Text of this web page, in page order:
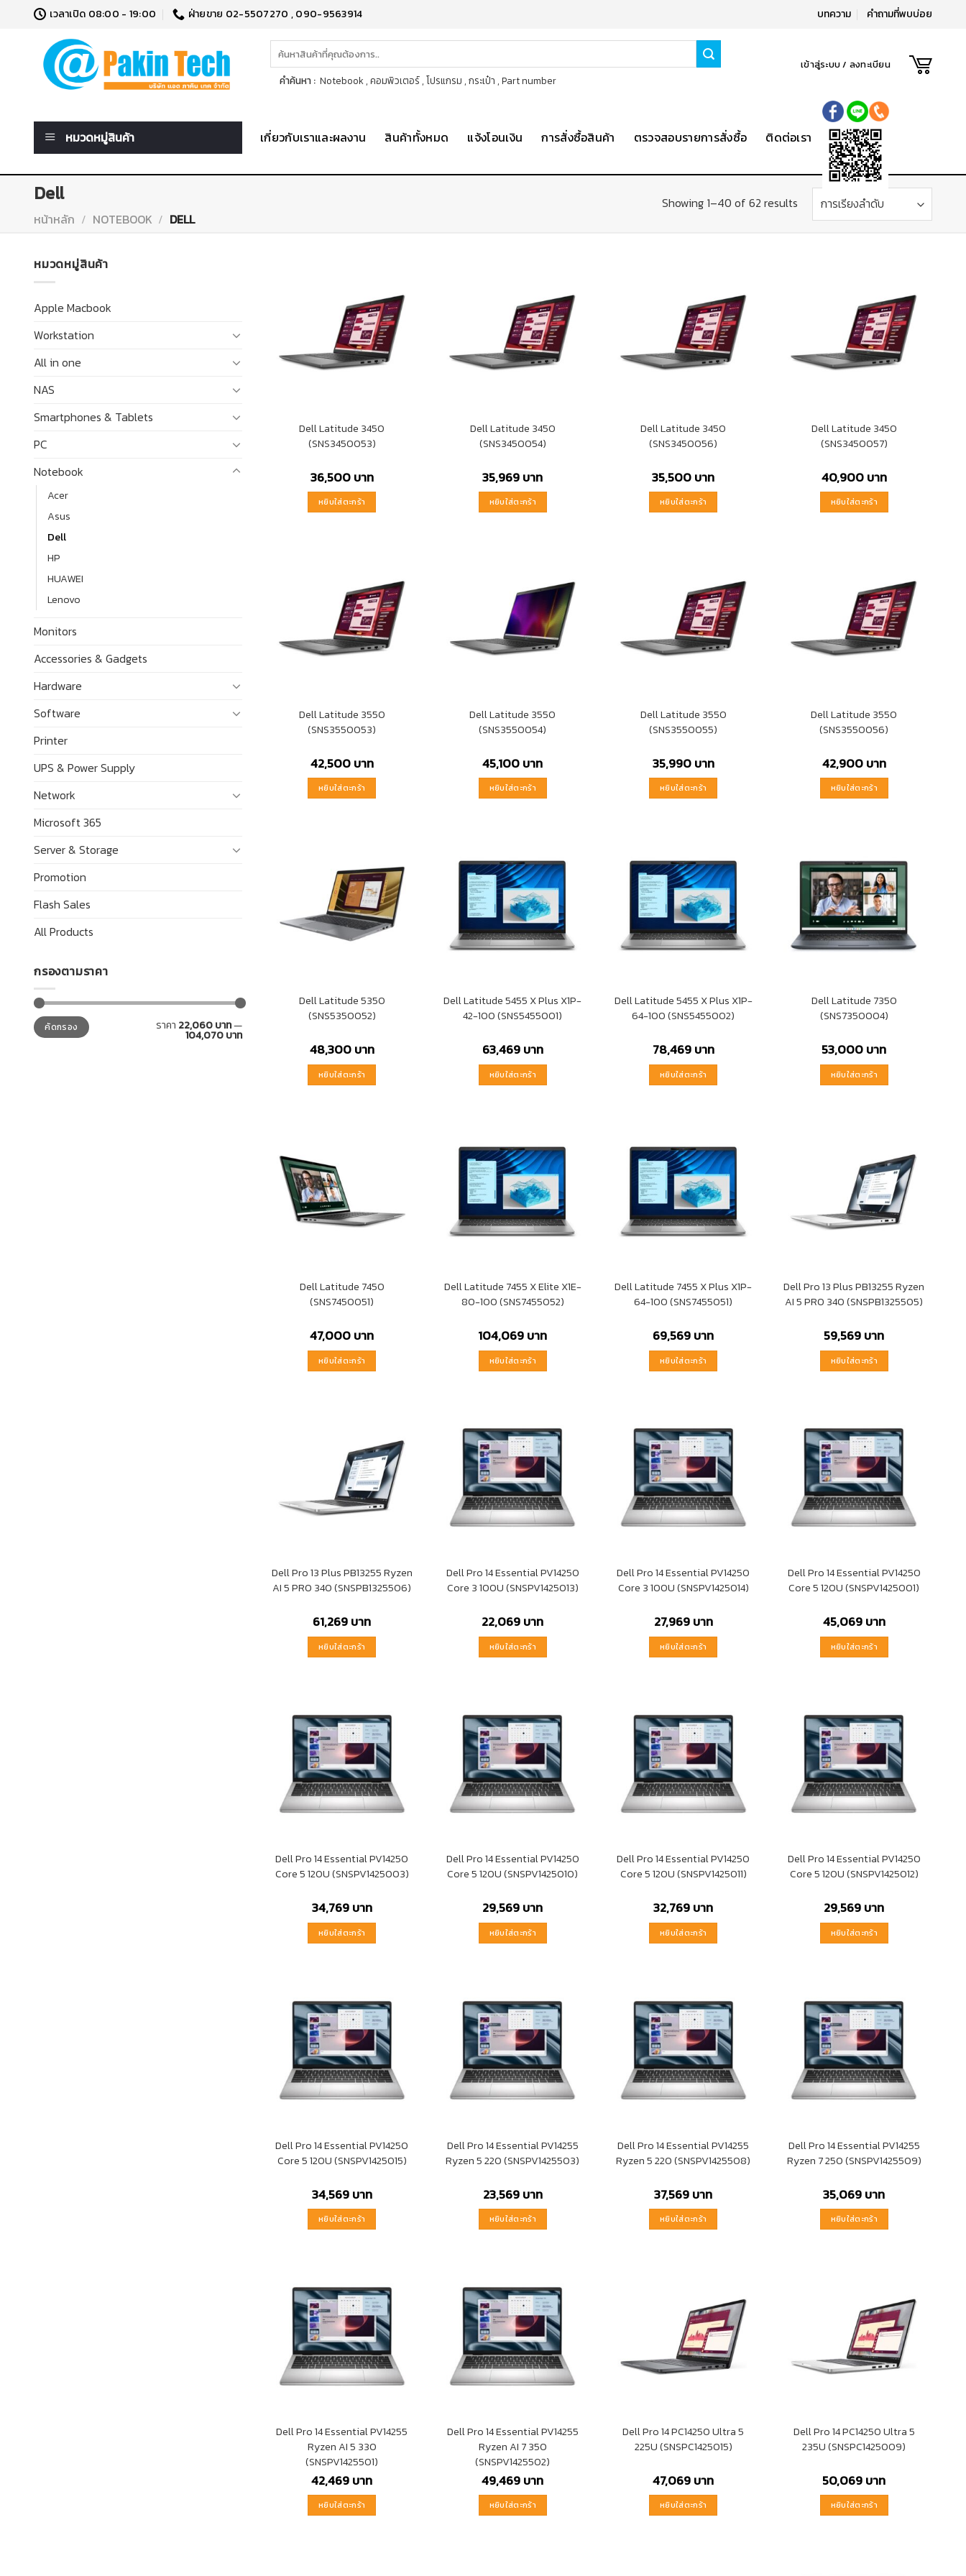
เวลาเปิด 08:00 - 19:00 ฝ่ายขาย 02-5507270 , 090-9563914 บทความ คำถามที่พบบ่อย
คำค้นหา : Notebook , คอมพิวเตอร์ , โปรแกรม , กระเป๋า , Part number
เข้าสู่ระบบ / ลงทะเบียน
หมวดหมู่สินค้า เกี่ยวกับเราและผลงาน สินค้าทั้งหมด แจ้งโอนเงิน การสั่งซื้อสินค้า ตรวจสอบรายการสั่งซื้อ ติดต่อเรา
Dell
หน้าหลัก / NOTEBOOK / DELL
Showing 1–40 of 62 results
หมวดหมู่สินค้า
Apple Macbook
Workstation
All in one
NAS
Smartphones & Tablets
PC
Notebook
Acer
Asus
Dell
HP
HUAWEI
Lenovo
Monitors
Accessories & Gadgets
Hardware
Software
Printer
UPS & Power Supply
Network
Microsoft 365
Server & Storage
Promotion
Flash Sales
All Products
กรองตามราคา
คัดกรอง ราคา 22,060 บาท—
104,070 บาท
Dell Latitude 3450
(SNS3450053)
36,500บาท
หยิบใส่ตะกร้า
Dell Latitude 3450
(SNS3450054)
35,969บาท
หยิบใส่ตะกร้า
Dell Latitude 3450
(SNS3450056)
35,500บาท
หยิบใส่ตะกร้า
Dell Latitude 3450
(SNS3450057)
40,900บาท
หยิบใส่ตะกร้า
Dell Latitude 3550
(SNS3550053)
42,500บาท
หยิบใส่ตะกร้า
Dell Latitude 3550
(SNS3550054)
45,100บาท
หยิบใส่ตะกร้า
Dell Latitude 3550
(SNS3550055)
35,990บาท
หยิบใส่ตะกร้า
Dell Latitude 3550
(SNS3550056)
42,900บาท
หยิบใส่ตะกร้า
Dell Latitude 5350
(SNS5350052)
48,300บาท
หยิบใส่ตะกร้า
Dell Latitude 5455 X Plus X1P-
42-100 (SNS5455001)
63,469บาท
หยิบใส่ตะกร้า
Dell Latitude 5455 X Plus X1P-
64-100 (SNS5455002)
78,469บาท
หยิบใส่ตะกร้า
Dell Latitude 7350
(SNS7350004)
53,000บาท
หยิบใส่ตะกร้า
Dell Latitude 7450
(SNS7450051)
47,000บาท
หยิบใส่ตะกร้า
Dell Latitude 7455 X Elite X1E-
80-100 (SNS7455052)
104,069บาท
หยิบใส่ตะกร้า
Dell Latitude 7455 X Plus X1P-
64-100 (SNS7455051)
69,569บาท
หยิบใส่ตะกร้า
Dell Pro 13 Plus PB13255 Ryzen
AI 5 PRO 340 (SNSPB1325505)
59,569บาท
หยิบใส่ตะกร้า
Dell Pro 13 Plus PB13255 Ryzen
AI 5 PRO 340 (SNSPB1325506)
61,269บาท
หยิบใส่ตะกร้า
Dell Pro 14 Essential PV14250
Core 3 100U (SNSPV1425013)
22,069บาท
หยิบใส่ตะกร้า
Dell Pro 14 Essential PV14250
Core 3 100U (SNSPV1425014)
27,969บาท
หยิบใส่ตะกร้า
Dell Pro 14 Essential PV14250
Core 5 120U (SNSPV1425001)
45,069บาท
หยิบใส่ตะกร้า
Dell Pro 14 Essential PV14250
Core 5 120U (SNSPV1425003)
34,769บาท
หยิบใส่ตะกร้า
Dell Pro 14 Essential PV14250
Core 5 120U (SNSPV1425010)
29,569บาท
หยิบใส่ตะกร้า
Dell Pro 14 Essential PV14250
Core 5 120U (SNSPV1425011)
32,769บาท
หยิบใส่ตะกร้า
Dell Pro 14 Essential PV14250
Core 5 120U (SNSPV1425012)
29,569บาท
หยิบใส่ตะกร้า
Dell Pro 14 Essential PV14250
Core 5 120U (SNSPV1425015)
34,569บาท
หยิบใส่ตะกร้า
Dell Pro 14 Essential PV14255
Ryzen 5 220 (SNSPV1425503)
23,569บาท
หยิบใส่ตะกร้า
Dell Pro 14 Essential PV14255
Ryzen 5 220 (SNSPV1425508)
37,569บาท
หยิบใส่ตะกร้า
Dell Pro 14 Essential PV14255
Ryzen 7 250 (SNSPV1425509)
35,069บาท
หยิบใส่ตะกร้า
Dell Pro 14 Essential PV14255
Ryzen AI 5 330
(SNSPV1425501)
42,469บาท
หยิบใส่ตะกร้า
Dell Pro 14 Essential PV14255
Ryzen AI 7 350
(SNSPV1425502)
49,469บาท
หยิบใส่ตะกร้า
Dell Pro 14 PC14250 Ultra 5
225U (SNSPC1425015)
47,069บาท
หยิบใส่ตะกร้า
Dell Pro 14 PC14250 Ultra 5
235U (SNSPC1425009)
50,069บาท
หยิบใส่ตะกร้า